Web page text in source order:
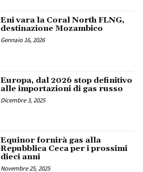
Eni vara la Coral North FLNG,
destinazione Mozambico
Gennaio 16, 2026
Europa, dal 2026 stop definitivo
alle importazioni di gas russo
Dicembre 3, 2025
Equinor fornirà gas alla
Repubblica Ceca per i prossimi
dieci anni
Novembre 25, 2025